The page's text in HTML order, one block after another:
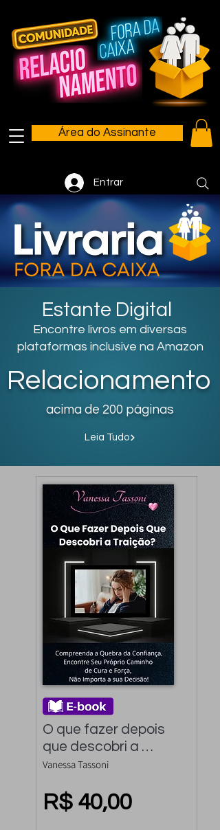
Área do Assinante
Entrar
Estante Digital
Encontre livros em diversas
plataformas inclusive na Amazon
Relacionamento
acima de 200 páginas
Leia Tudo
O que fazer depois
que descobri a
traição?:
quebra da confiança,
encontre seu próprio
Vanessa Tassoni
R$ 40,00